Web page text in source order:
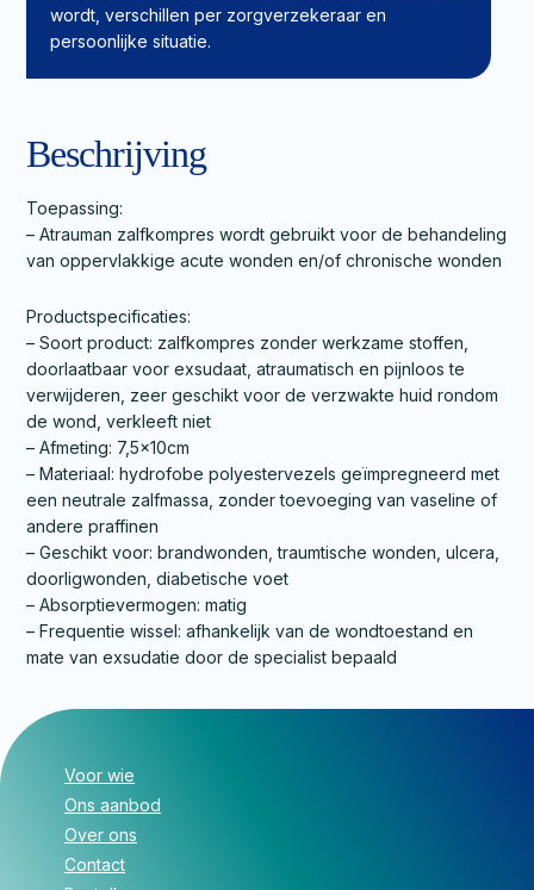
wordt, verschillen per zorgverzekeraar en
persoonlijke situatie.
Beschrijving
Toepassing:
– Atrauman zalfkompres wordt gebruikt voor de behandeling
van oppervlakkige acute wonden en/of chronische wonden
Productspecificaties:
– Soort product: zalfkompres zonder werkzame stoffen,
doorlaatbaar voor exsudaat, atraumatisch en pijnloos te
verwijderen, zeer geschikt voor de verzwakte huid rondom
de wond, verkleeft niet
– Afmeting: 7,5x10cm
– Materiaal: hydrofobe polyestervezels geïmpregneerd met
een neutrale zalfmassa, zonder toevoeging van vaseline of
andere praffinen
– Geschikt voor: brandwonden, traumtische wonden, ulcera,
doorligwonden, diabetische voet
– Absorptievermogen: matig
– Frequentie wissel: afhankelijk van de wondtoestand en
mate van exsudatie door de specialist bepaald
Voor wie
Ons aanbod
Over ons
Contact